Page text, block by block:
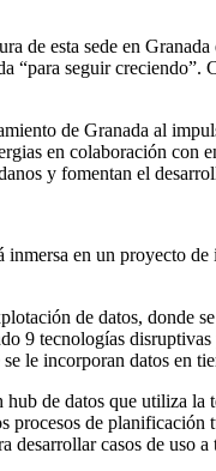
de esta sede en
seguir
de Granada al
en colaboración
y fomentan el
en un proyecto
de datos, donde
tecnologías
le incorporan datos en
de datos que utiliza
de
casos de uso